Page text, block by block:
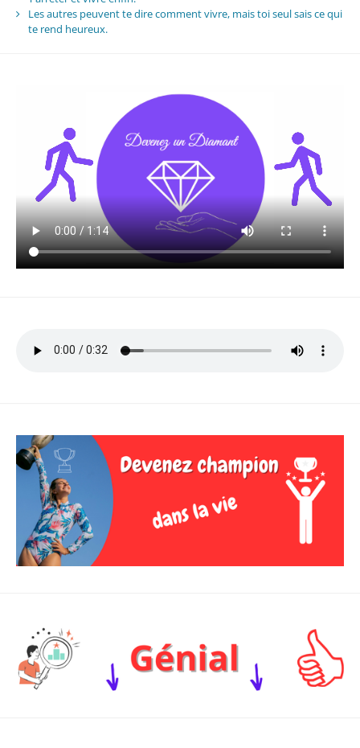
Les autres peuvent te dire comment vivre, mais toi seul sais ce qui
te rend heureux.